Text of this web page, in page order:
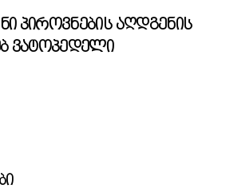
Პიროვნების Აღდგენის
Ვატოპედელი